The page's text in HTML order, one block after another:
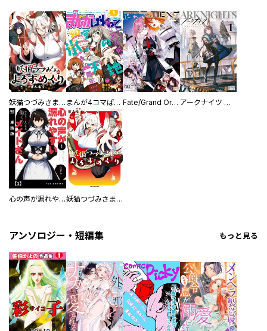
妖猫つづみさまのよろずめぐり 【連載版】 まんが4コマぱれっと Fate/Grand Order コミックアンソロジー THE NEXT アークナイツ コミックアンソロジー
心の声が漏れやすいメイドさん【単話版】 妖猫つづみさまのよろずめぐり
アンソロジー・短編集 もっと見る